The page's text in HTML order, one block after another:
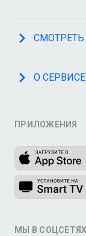
СМОТРЕТЬ
О СЕРВИСЕ
ПРИЛОЖЕНИЯ
МЫ В СОЦСЕТЯХ